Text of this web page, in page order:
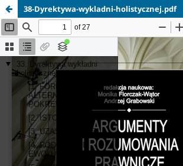
38-Dyrektywa-wykladni-holistycznej.pdf